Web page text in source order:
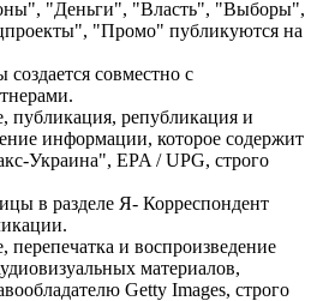
"Деньги", "Власть", "Выборы",
"Промо" публикуются на
совместно с
публикация, републикация и
информации, которое содержит
Украина", EPA / UPG, строго
в разделе Я- Корреспондент
и воспроизведение
материалов,
Getty Images, строго